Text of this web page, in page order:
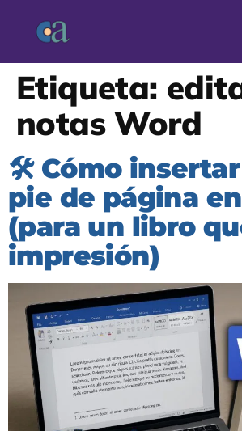
Etiqueta:
notas Word
🛠️ Cómo
pie de página
(para un libro
impresión)